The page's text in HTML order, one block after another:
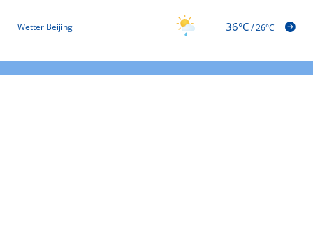
Wetter Beijing 36°C/26°C